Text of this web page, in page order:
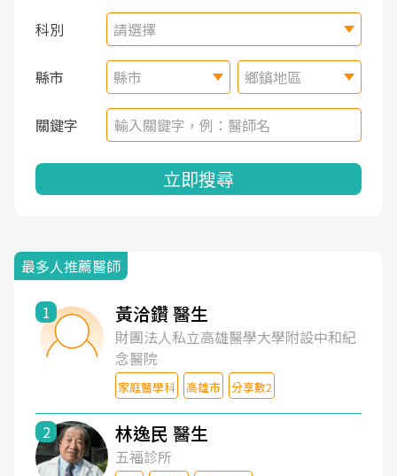
科別 請選擇
縣市 縣市 鄉鎮地區
關鍵字
立即搜尋
最多人推薦醫師
1 黃洽鑽 醫生
財團法人私立高雄醫學大學附設中和紀
念醫院
家庭醫學科 高雄市 分享數2
2 林逸民 醫生
五福診所